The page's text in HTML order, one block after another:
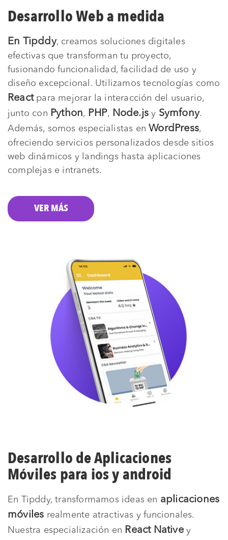
Desarrollo Web a medida
En Tipddy, creamos soluciones digitales
efectivas que transforman tu proyecto,
fusionando funcionalidad, facilidad de uso y
diseño excepcional. Utilizamos tecnologías como
Reactpara mejorar la interacción del usuario,
junto con Python, PHP, Node.js y Symfony.
Además, somos especialistas en WordPress,
ofreciendo servicios personalizados desde sitios
web dinámicos y landings hasta aplicaciones
complejas e intranets.
VER MÁS
Desarrollo de Aplicaciones
Móviles para ios y android
En Tipddy, transformamos ideas en aplicaciones
móviles realmente atractivas y funcionales.
Nuestra especialización en React Nativey